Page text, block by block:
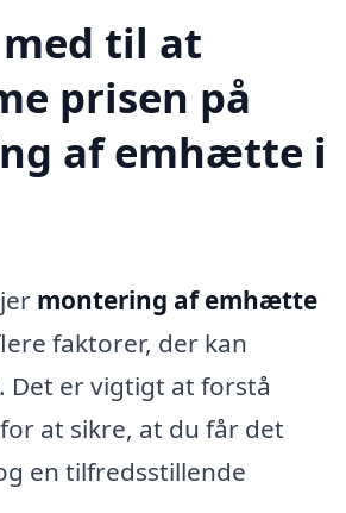
til at
prisen på
af emhætte i
montering af emhætte
faktorer, der kan
Det er vigtigt at forstå
at sikre, at du får det
en tilfredsstillende